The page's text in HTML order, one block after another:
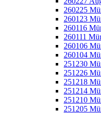
260225
260123
260116
260111
260106
260104
251230
251226
251218
251214
251210
251205